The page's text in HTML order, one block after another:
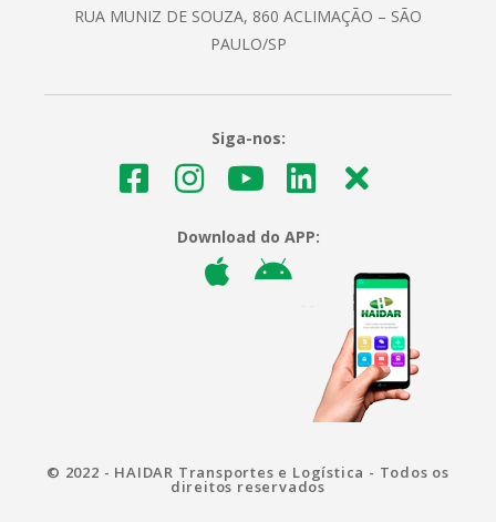
RUA MUNIZ DE SOUZA, 860 ACLIMAÇÃO – SÃO
PAULO/SP
Siga-nos:
Download do APP:
© 2022 - HAIDAR Transportes e Logística - Todos os
direitos reservados